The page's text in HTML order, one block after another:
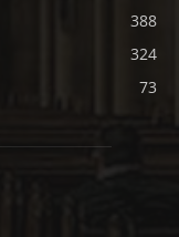
388
324
73